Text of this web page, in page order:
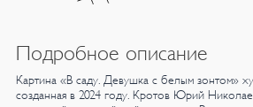
Подробное описание
Картина «В саду. Девушка с белым зонтом»
созданная в 2024 году. Кротов Юрий